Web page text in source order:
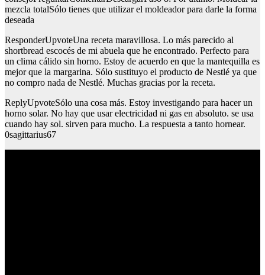
mezcla totalSólo tienes que utilizar el moldeador para darle la forma
deseada
ResponderUpvoteUna receta maravillosa. Lo más parecido al
shortbread escocés de mi abuela que he encontrado. Perfecto para
un clima cálido sin horno. Estoy de acuerdo en que la mantequilla es
mejor que la margarina. Sólo sustituyo el producto de Nestlé ya que
no compro nada de Nestlé. Muchas gracias por la receta.
ReplyUpvoteSólo una cosa más. Estoy investigando para hacer un
horno solar. No hay que usar electricidad ni gas en absoluto. se usa
cuando hay sol. sirven para mucho. La respuesta a tanto hornear.
0sagittarius67